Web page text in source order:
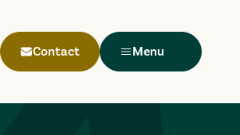
le widget Lisio
Contact Menu